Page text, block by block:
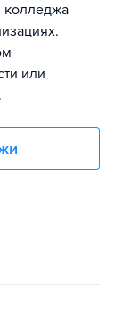
колледжа
или